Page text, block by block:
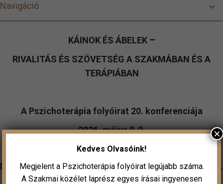
Navigáció
KÁINOK ÉS ÁBELEK –
RIVALITÁS ÉS SZÖVETSÉG A SZAKMÁBAN ÉS A
TERÁPIÁBAN
A Pszichoterápia folyóirat 20. konferenciája
2026. május 8-9.
konferencia@pszichoterapia.hu,www.mentalport.hu
MOM Kulturális Központ, 1124 Budapest, Csörsz u. 18.
Kedves Olvasóink!
Megjelent a Pszichoterápia folyóirat legújabb száma.
A Szakmai közélet laprész egyes írásai ingyenesen
×